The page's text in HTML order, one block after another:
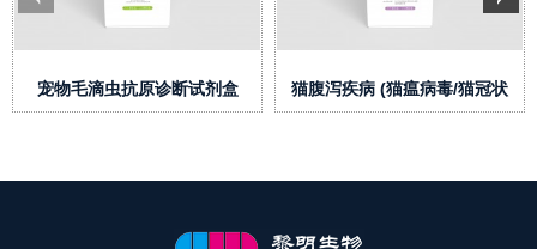
宠物毛滴虫抗原诊断试剂盒 猫腹泻疾病 (猫瘟病毒/猫冠状